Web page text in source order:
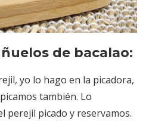
de bacalao:
yo lo hago en la picadora,
también. Lo
perejil picado y reservamos.